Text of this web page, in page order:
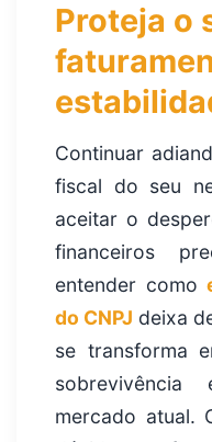
Proteja o
Continuar
fiscal do seu
aceitar o
financeiros
entender como
do CNPJ deixa
se transforma
mercado atual.